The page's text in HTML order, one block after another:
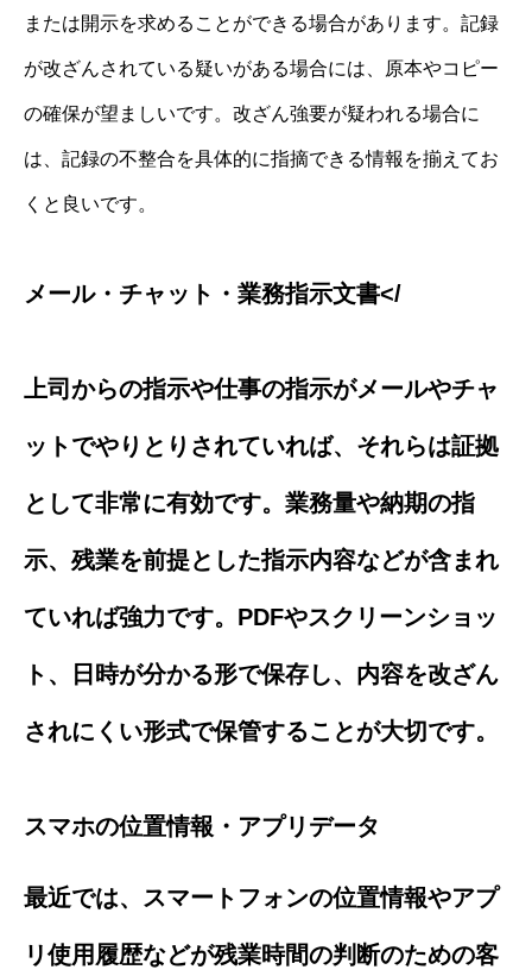
または開示を求めることができる場合があります。記録
が改ざんされている疑いがある場合には、原本やコピー
の確保が望ましいです。改ざん強要が疑われる場合に
は、記録の不整合を具体的に指摘できる情報を揃えてお
くと良いです。
メール・チャット・業務指示文書</
上司からの指示や仕事の指示がメールやチャ
ットでやりとりされていれば、それらは証拠
として非常に有効です。業務量や納期の指
示、残業を前提とした指示内容などが含まれ
ていれば強力です。PDFやスクリーンショッ
ト、日時が分かる形で保存し、内容を改ざん
されにくい形式で保管することが大切です。
スマホの位置情報・アプリデータ
最近では、スマートフォンの位置情報やアプ
リ使用履歴などが残業時間の判断のための客